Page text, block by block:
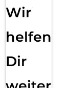
Wir
helfen
Dir